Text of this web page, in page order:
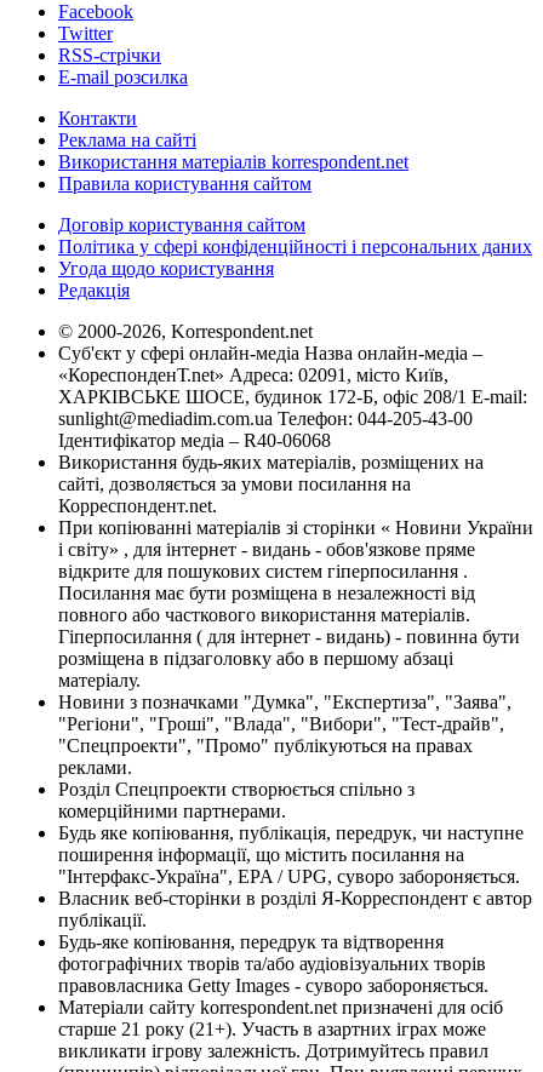
Facebook
Twitter
RSS-стрічки
E-mail розсилка
Контакти
Реклама на сайті
Використання матеріалів korrespondent.net
Правила користування сайтом
Договір користування сайтом
Політика у сфері конфіденційності і персональних даних
Угода щодо користування
Редакція
© 2000-2026, Korrespondent.net
Суб'єкт у сфері онлайн-медіа Назва онлайн-медіа –
«КореспонденТ.net» Адреса: 02091, місто Київ,
ХАРКІВСЬКЕ ШОСЕ, будинок 172-Б, офіс 208/1 E-mail:
sunlight@mediadim.com.ua Телефон: 044-205-43-00
Ідентифікатор медіа – R40-06068
Використання будь-яких матеріалів, розміщених на
сайті, дозволяється за умови посилання на
Корреспондент.net.
При копіюванні матеріалів зі сторінки « Новини України
і світу» , для інтернет - видань - обов'язкове пряме
відкрите для пошукових систем гіперпосилання .
Посилання має бути розміщена в незалежності від
повного або часткового використання матеріалів.
Гіперпосилання ( для інтернет - видань) - повинна бути
розміщена в підзаголовку або в першому абзаці
матеріалу.
Новини з позначками "Думка", "Експертиза", "Заява",
"Регіони", "Гроші", "Влада", "Вибори", "Тест-драйв",
"Спецпроекти", "Промо" публікуються на правах
реклами.
Розділ Спецпроекти створюється спільно з
комерційними партнерами.
Будь яке копіювання, публікація, передрук, чи наступне
поширення інформації, що містить посилання на
"Інтерфакс-Україна", EPA / UPG, суворо забороняється.
Власник веб-сторінки в розділі Я-Корреспондент є автор
публікації.
Будь-яке копіювання, передрук та відтворення
фотографічних творів та/або аудіовізуальних творів
правовласника Getty Images - суворо забороняється.
Матеріали сайту korrespondent.net призначені для осіб
старше 21 року (21+). Участь в азартних іграх може
викликати ігрову залежність. Дотримуйтесь правил